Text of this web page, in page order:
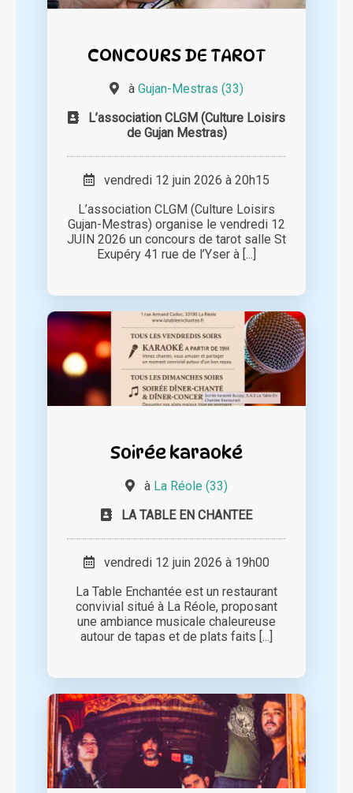
CONCOURS DE TAROT
à Gujan-Mestras (33)
L’association CLGM (Culture Loisirs
de Gujan Mestras)
vendredi 12 juin 2026 à 20h15
L’association CLGM (Culture Loisirs
Gujan-Mestras) organise le vendredi 12
JUIN 2026 un concours de tarot salle St
Exupéry 41 rue de l’Yser à [...]
Soirée karaoké
à La Réole (33)
LA TABLE EN CHANTEE
vendredi 12 juin 2026 à 19h00
La Table Enchantée est un restaurant
convivial situé à La Réole, proposant
une ambiance musicale chaleureuse
autour de tapas et de plats faits [...]